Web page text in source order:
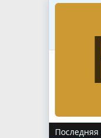
Последняя